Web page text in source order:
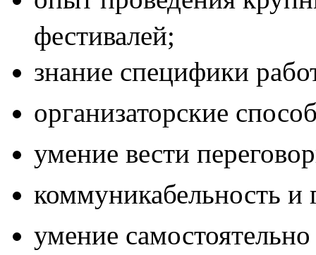
фестивалей;
знание специфики
организаторские
умение вести
коммуникабельность и
умение